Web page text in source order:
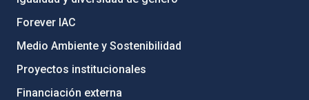
Forever IAC
Medio Ambiente y Sostenibilidad
Proyectos institucionales
Financiación externa